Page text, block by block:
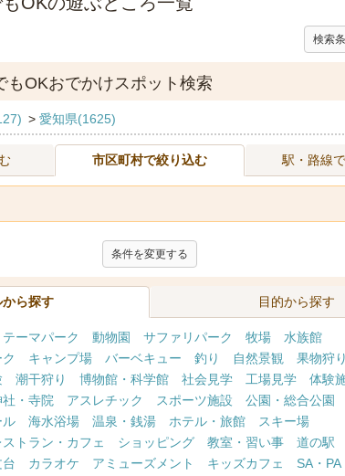
検索
もOKおでかけスポット検索
> 愛知県(1625)
市区町村で絞り込む 駅・路線
条件を変更する
ら探す 目的から探す
テーマパーク 動物園 サファリパーク 牧場
水族館
キャンプ場 バーベキュー 釣り 自然景観
果物狩
潮干狩り 博物館・科学館 社会見学 工場見学 体験
社・寺院 アスレチック スポーツ施設 公園・総合公園
ル 海水浴場 温泉・銭湯 ホテル・旅館
スキー場
ストラン・カフェ ショッピング 教室・習い事 道の駅
カラオケ アミューズメント キッズカフェ
SA・PA